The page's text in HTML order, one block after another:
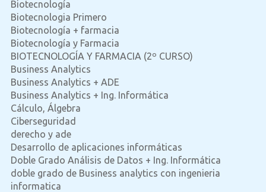
Biotecnología
Biotecnologia Primero
Biotecnología + farmacia
Biotecnología y Farmacia
BIOTECNOLOGÍA Y FARMACIA (2º CURSO)
Business Analytics
Business Analytics + ADE
Business Analytics + Ing. Informática
Cálculo, Álgebra
Ciberseguridad
derecho y ade
Desarrollo de aplicaciones informáticas
Doble Grado Análisis de Datos + Ing. Informática
doble grado de Business analytics con ingenieria
informatica